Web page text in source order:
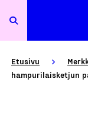
Etusivu
hampurilaisketjun